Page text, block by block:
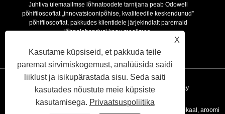
Juhtiva ülemaailmse lõhnatoodete tarnijana peab Odowell
põhifilosoofiat „innovatsioonipõhise, kvaliteedile keskendunud”
põhifilosoofiat, pakkudes klientidele järjekindlalt paremaid
lõhnalahendusi kogu maailmas.
Lingid Sitemap RSS XML Privacy Policy
Autoriõigus © 2020 Kunshan Odowell Co., Ltd - Hiina aroomi kemikaal, aroomi
X
Kasutame küpsiseid, et pakkuda teile
paremat sirvimiskogemust, analüüsida saidi
liiklust ja isikupärastada sisu. Seda saiti
kasutades nõustute meie küpsiste
kasutamisega. Privaatsuspoliitika